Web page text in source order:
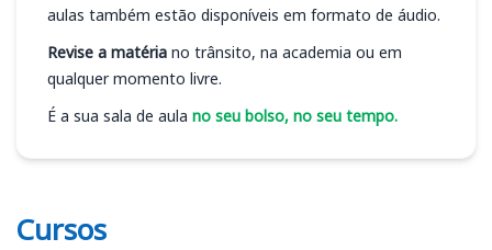
aulas também estão disponíveis em formato de áudio.
Revise a matéria no trânsito, na academia ou em
qualquer momento livre.
É a sua sala de aula no seu bolso, no seu tempo.
Cursos